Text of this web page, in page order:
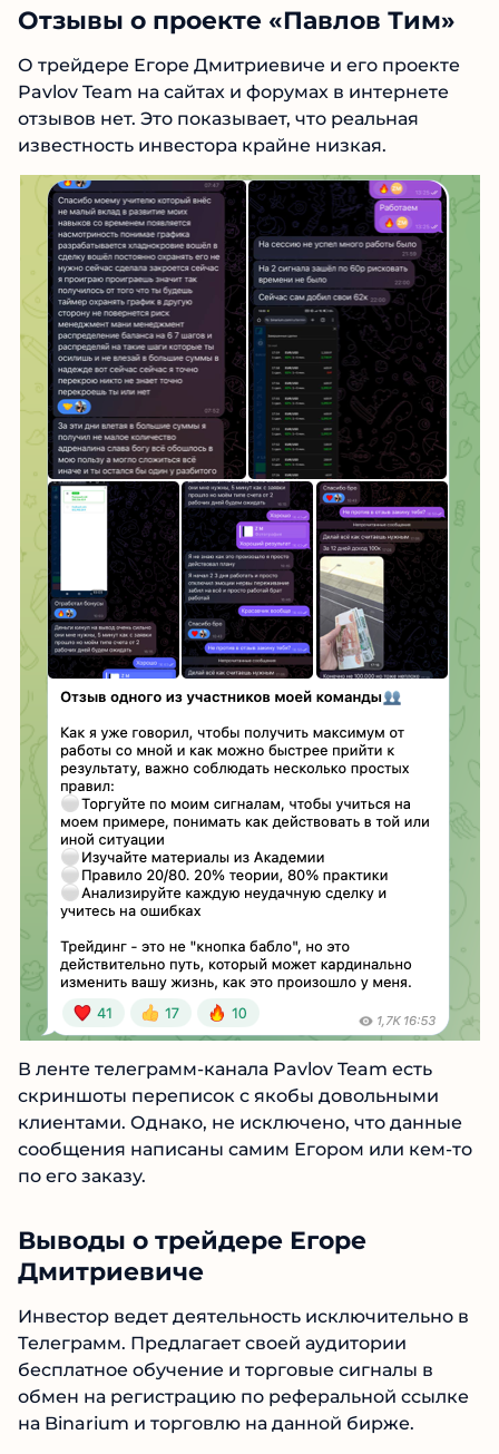
том, чтобы его ученик действительно
зарабатывал деньги. Мошенник в любом
случае получит свои комиссионные с биржи,
даже если его реферал сольет депозит в
Отзывы о проекте «Павлов Тим»
О трейдере Егоре Дмитриевиче и его проекте
Pavlov Team на сайтах и форумах в интернете
отзывов нет. Это показывает, что реальная
известность инвестора крайне низкая.
скриншоты переписок с якобы довольными
клиентами. Однако, не исключено, что данные
то по его заказу.
Выводы о трейдере Егоре
Дмитриевиче
№1 В РЕЙТИНГЕ
Samorph 4.9
Рекомендованэкспертами Tehnoobzor:
высокий ROI, честная статистика и сотни
довольных клиентов.
Читать обзор